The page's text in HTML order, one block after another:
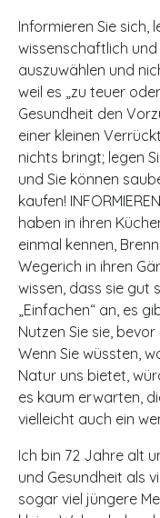
Informieren Sie sich,
wissenschaftlich und
auszuwählen und
weil es „zu teuer
Gesundheit den
einer kleinen
nichts bringt; legen
und Sie können
kaufen!
haben in ihren
einmal kennen,
Wegerich in ihren
wissen, dass sie gut
„Einfachen“ an, es
Nutzen Sie sie, bevor
Wenn Sie wüssten,
Natur uns bietet,
es kaum erwarten,
vielleicht auch ein
Ich bin 72 Jahre alt
und Gesundheit als
sogar viel jüngere